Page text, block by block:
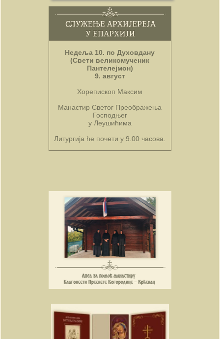
Недеља 10. по Духовдану
(Свети великомученик
Пантелејмон)
9. август
Хорепископ Максим
Манастир Светог Преображења
Господњег
у Леушићима
Литургија ће почети у 9.00 часова.